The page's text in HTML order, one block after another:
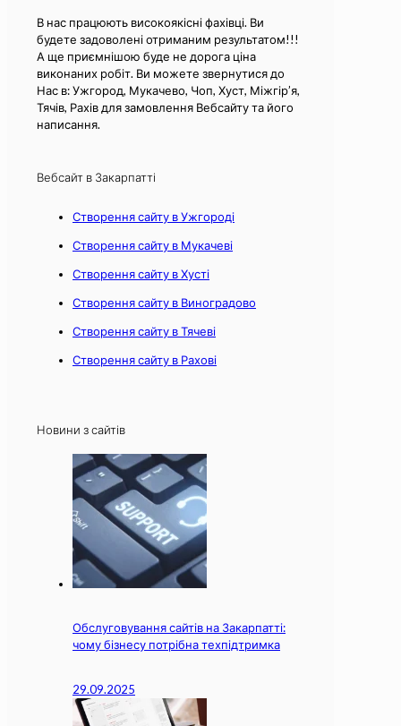
В нас працюють високоякісні фахівці. Ви
будете задоволені отриманим результатом!!!
А ще приємнішою буде не дорога ціна
виконаних робіт. Ви можете звернутися до
Нас в: Ужгород, Мукачево, Чоп, Хуст, Міжгір’я,
Тячів, Рахів для замовлення Вебсайту та його
написання.
Вебсайт в Закарпатті
Створення сайту в Ужгороді
Створення сайту в Мукачеві
Створення сайту в Хусті
Створення сайту в Виноградово
Створення сайту в Тячеві
Створення сайту в Рахові
Новини з сайтів
Обслуговування сайтів на Закарпатті:
чому бізнесу потрібна техпідтримка
29.09.2025